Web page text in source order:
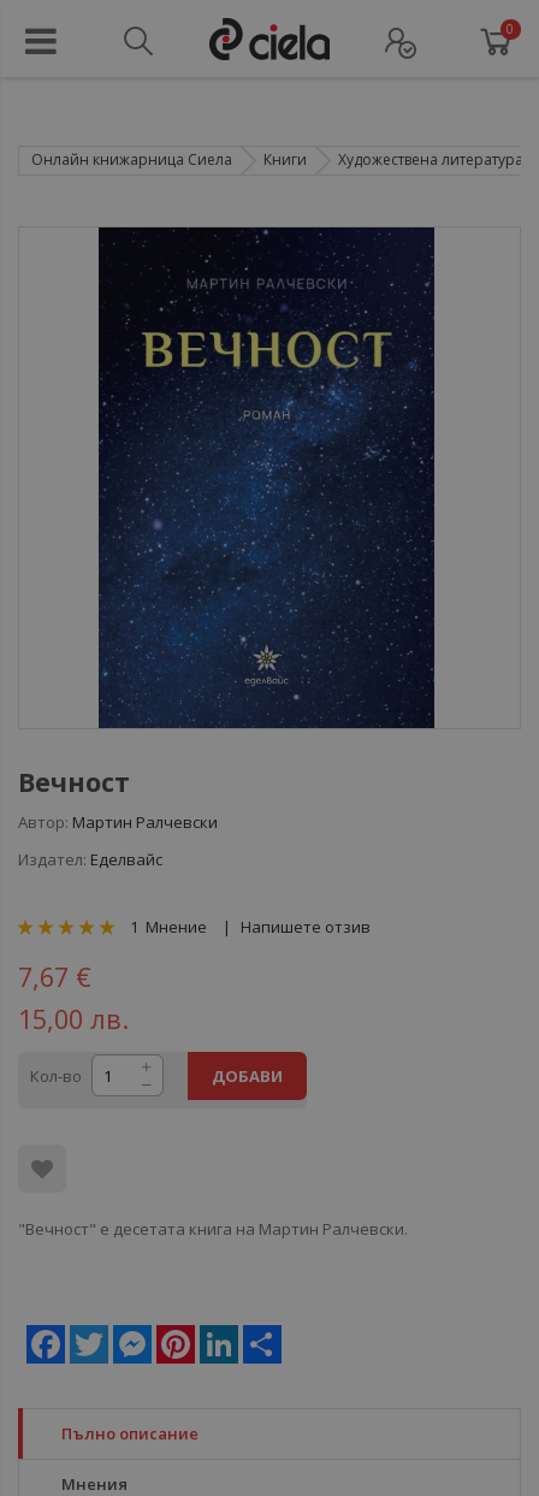
0
Онлайн книжарница Сиела Книги Художествена литература
Вечност
Автор: Мартин Ралчевски
Издател: Еделвайс
рейтинг:
1 Мнение Напишете отзив
7,67 €
15,00 лв.
Кол-во ДОБАВИ
"Вечност" е десетата книга на Мартин Ралчевски.
Facebook
Twitter MessengerPinterestLinkedIn
Пълно описание
Мнения